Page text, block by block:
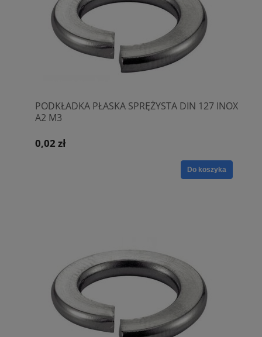
PODKŁADKA PŁASKA SPRĘŻYSTA DIN 127 INOX
A2 M3
0,02 zł
Do koszyka